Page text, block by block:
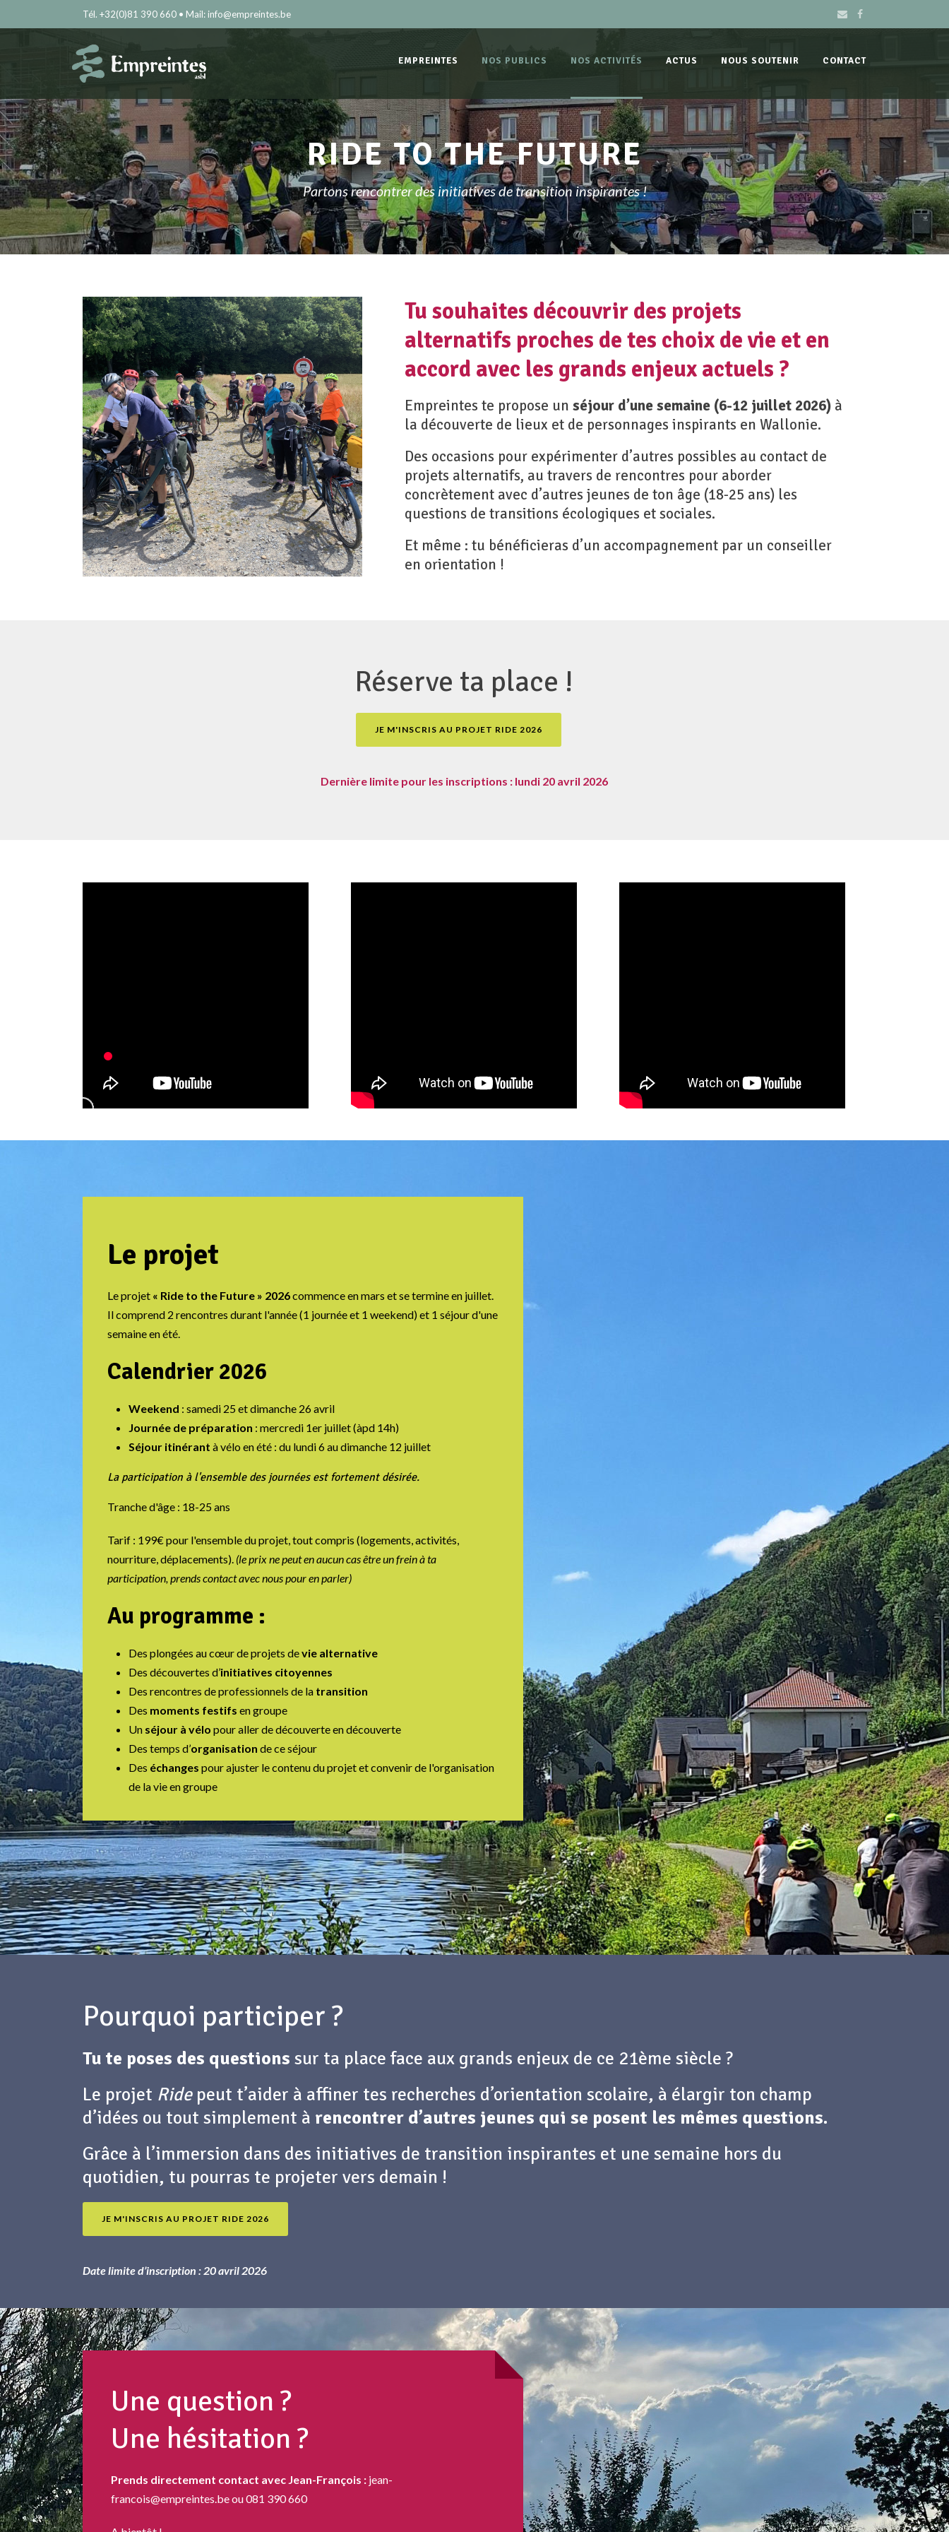
Tél. +32(0)81 390 660 • Mail: info@empreintes.be
EMPREINTES NOS PUBLICS NOS ACTIVITÉS ACTUS NOUS SOUTENIR CONTACT
RIDE TO THE FUTURE
Partons rencontrer des initiatives de transition inspirantes !
Tu souhaites découvrir des projets
alternatifs proches de tes choix de vie et en
accord avec les grands enjeux actuels ?
Empreintes te propose un séjour d’une semaine (6-12 juillet 2026) à
la découverte de lieux et de personnages inspirants en Wallonie.
Des occasions pour expérimenter d’autres possibles au contact de
projets alternatifs, au travers de rencontres pour aborder
concrètement avec d’autres jeunes de ton âge (18-25 ans) les
questions de transitions écologiques et sociales.
Et même : tu bénéficieras d’un accompagnement par un conseiller
en orientation !
Réserve ta place !
JE M'INSCRIS AU PROJET RIDE 2026
Dernière limite pour les inscriptions : lundi 20 avril 2026
Le projet
Le projet « Ride to the Future » 2026commence en mars et se termine en juillet.
Il comprend 2 rencontres durant l'année (1 journée et 1 weekend) et 1 séjour d'une
semaine en été.
Calendrier 2026
Weekend : samedi 25 et dimanche 26 avril
Journée de préparation : mercredi 1er juillet (àpd 14h)
Séjour itinérant à vélo en été : du lundi 6 au dimanche 12 juillet
La participation à l'ensemble des journées est fortement désirée.
Tranche d'âge : 18-25 ans
Tarif : 199€ pour l'ensemble du projet, tout compris (logements, activités,
nourriture, déplacements). (le prix ne peut en aucun cas être un frein à ta
participation, prends contact avec nous pour en parler)
Au programme :
Des plongées au cœur de projets devie alternative
Des découvertes d’initiatives citoyennes
Des rencontres de professionnels de la transition
Des moments festifs en groupe
Un séjour à vélo pour aller de découverte en découverte
Des temps d’organisation de ce séjour
Des échanges pour ajuster le contenu du projet et convenir de l'organisation
de la vie en groupe
Pourquoi participer ?
Tu te poses des questions sur ta place face aux grands enjeux de ce 21ème siècle ?
Le projet Ridepeut t’aider à affiner tes recherches d’orientation scolaire, à élargir ton champ
d’idées ou tout simplement à rencontrer d’autres jeunes qui se posent les mêmes questions.
Grâce à l’immersion dans des initiatives de transition inspirantes et une semaine hors du
quotidien, tu pourras te projeter vers demain !
JE M'INSCRIS AU PROJET RIDE 2026
Date limite d’inscription : 20 avril 2026
Une question ?
Une hésitation ?
Prends directement contact avec Jean-François : jean-
francois@empreintes.be ou 081 390 660